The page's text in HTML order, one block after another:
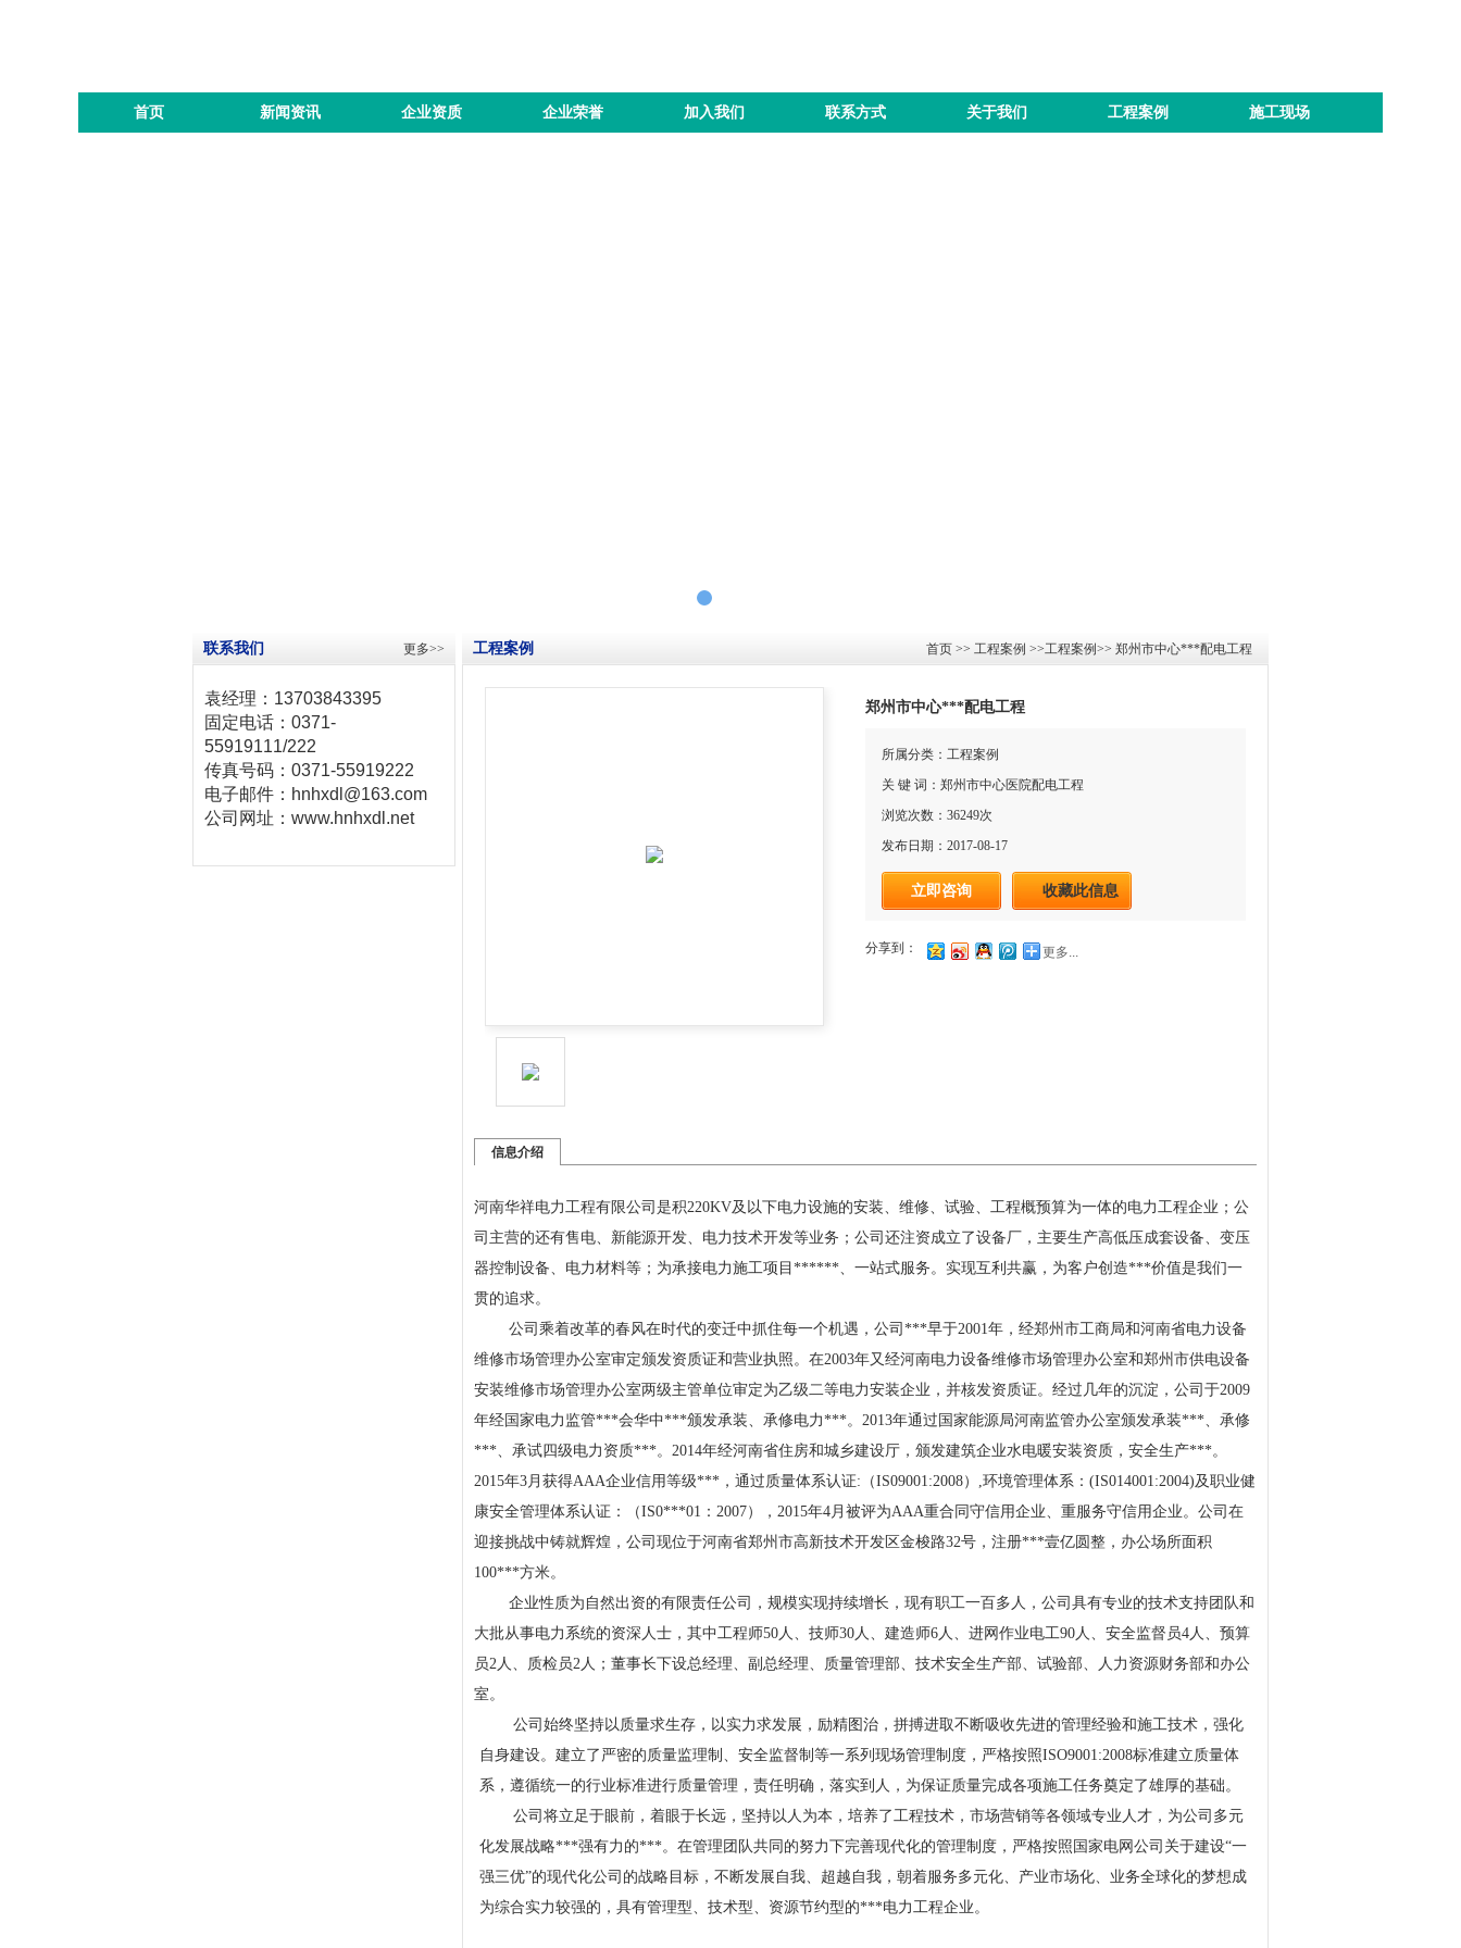
首页 新闻资讯 企业资质 企业荣誉 加入我们 联系方式 关于我们 工程案例 施工现场
更多>>
联系我们
袁经理：13703843395
固定电话：0371-
55919111/222
传真号码：0371-55919222
电子邮件：hnhxdl@163.com
公司网址：www.hnhxdl.net
首页 >> 工程案例 >>工程案例>> 郑州市中心***配电工程
工程案例
郑州市中心***配电工程
所属分类：工程案例
关 键 词：郑州市中心医院配电工程
浏览次数：36249次
发布日期：2017-08-17
立即咨询 收藏此信息
分享到： 更多...
信息介绍
河南华祥电力工程有限公司 是积220KV及以下电力设施的安装、维修、试验、 工程概预算为一体的电力工程企业；公
司主营的还有售电、新能源开发、电力技术开发等业务；公司还注资成立了设备厂，主要生产高低压成套设备、变压
器控制设备、电力材料等；为承接电力施工项目******、一站式服务。实现互利共赢，为客户创造***价值是我们一
贯的追求。
公司乘着改革的春风在时代的变迁中抓住每一个机遇，公司***早于2001年 ， 经郑州市工商局和河南省电力设备
维修市场管理办公室审定颁发资质证和营业执照。 在2003年又经河南电力设备维修市场管理办公室和郑州市供电设备
安装维修市场管理办公室两级主管单位审定为乙级二等电力安装企业，并核发资质证。 经过几年的沉淀，公司于2009
年经国家电力监管***会华中***颁发承装、承修电力***。2013年通过国家能源局河南监管办公室颁发承装***、承修
***、承试四级电力资质***。2014年经河南省住房和城乡建设厅，颁发建筑企业水电暖安装资质，安全生产***。
2015年3月获得AAA企业信用等级***，通过质量体系认证:（IS09001:2008）,环境管理体系：(IS014001:2004)及职业健
康安全管理体系认证：（IS0***01：2007），2015年4月被评为AAA重合同守信用企业、重服务守信用企业。 公司在
迎接挑战中铸就辉煌， 公司现位于河南省郑州市高新技术开发区金梭路32号 ， 注册***壹亿圆整 ，办公场所面积
100***方米。
企业性质为自然出资的有限责任公司， 规模实现持续增长， 现有职工一百多 人，公司具有专业的技术支持团队和
大批从事电力系统的资深人士，其中工程师50人、技师30人、建造师6人、进网作业电工90人、安全监督员4人、预算
员2人、质检员2人 ； 董事长下设总经理、副总经理、质量管理部、技术安全生产部、试验部、人力资源财务部和 办公
室。
公司始终坚持以质量求生存，以实力求发展， 励精图治，拼搏进取不断吸收先进的管理经验和施工技术，强化
自身建设。 建立了 严密的质量监理制、安全监督制等一系列现场管理制度，严格按照ISO9001:2008标准建立质量体
系，遵循统一的行业标准进行质量管理，责任明确，落实到人，为保证质量完成各项施工任务奠定了雄厚的基础。
公司将立足于眼前，着眼于长远， 坚持以人为本，培养了工程技术，市场营销等各领域专业人才，为公司多元
化发展战略***强有力的***。在管理团队共同的努力下完善现代化的管理制度，严格按照国家电网公司关于建设“一
强三优”的现代化公司的战略目标，不断发展自我、超越自我， 朝着服务多元化、产业市场化、业务全球化的梦想成
为综合实力较强的，具有管理型、技术型、资源节约型的***电力工程企业。